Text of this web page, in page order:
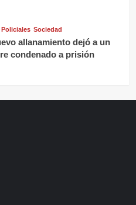
Policiales Sociedad
allanamiento dejó a un
condenado a prisión